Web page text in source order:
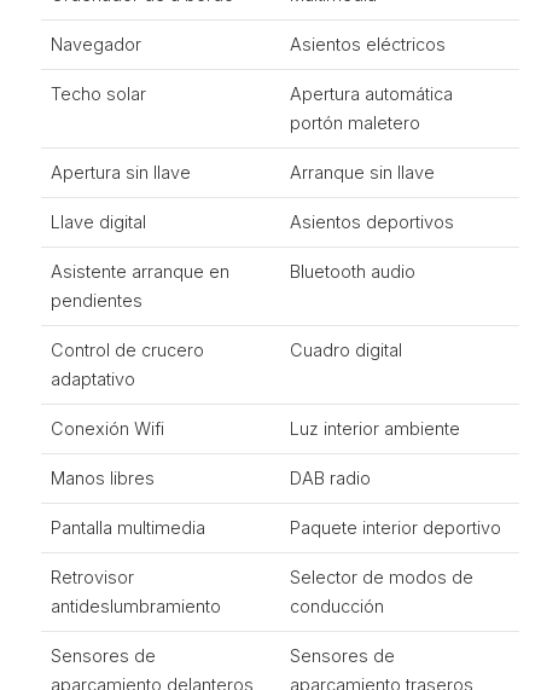
Navegador Asientos eléctricos
Techo solar
Apertura automática
portón maletero
Apertura sin llave Arranque sin llave
Llave digital Asientos deportivos
Asistente arranque en
pendientes
Bluetooth audio
Control de crucero
adaptativo
Cuadro digital
Conexión Wifi Luz interior ambiente
Manos libres DAB radio
Pantalla multimedia Paquete interior deportivo
Retrovisor
antideslumbramiento
Selector de modos de
conducción
Sensores de
aparcamiento delanteros
Sensores de
aparcamiento traseros